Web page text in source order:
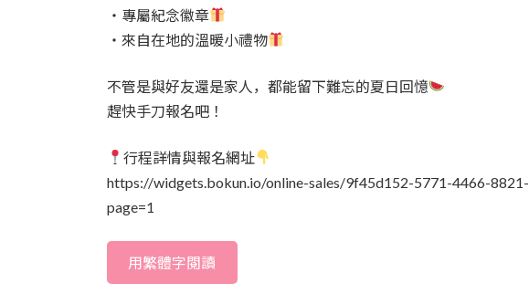
・專屬紀念徽章
・來自在地的溫暖小禮物
不管是與好友還是家人，都能留下難忘的夏日回憶
趕快手刀報名吧！
行程詳情與報名網址
https://widgets.bokun.io/online-sales/9f45d152-5771-4466-
page=1
用繁體字閱讀